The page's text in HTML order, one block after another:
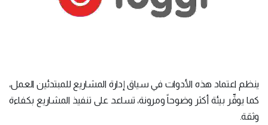
ينظم اعتماد هذه الأدوات في سياق إدارة المشاريع للمبتدئين العمل،
كما يوفِّر بيئة أكثر وضوحاً ومرونة، تساعد على تنفيذ المشاريع بكفاءة
وثقة.